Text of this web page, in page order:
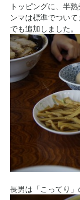
トッピングに、半
ンマは標準でつい
でも追加しました。
長男は「こってり